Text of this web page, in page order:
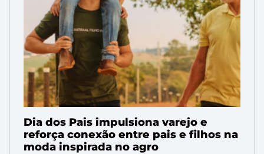
Dia dos Pais impulsiona varejo e
reforça conexão entre pais e filhos na
moda inspirada no agro